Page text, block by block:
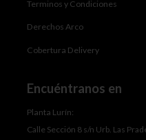
Terminos y Condiciones
Derechos Arco
Cobertura Delivery
Encuéntranos en
Planta Lurín:
Calle Sección 8 s/n Urb. Las